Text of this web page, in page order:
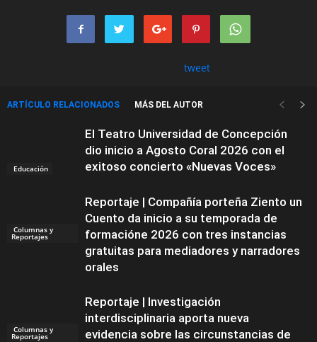
tweet
ARTÍCULO RELACIONADOS MÁS DEL AUTOR
Educación
El Teatro Universidad de Concepción
dio inicio a Agosto Coral 2026 con el
exitoso concierto «Nuevas Voces»
Columnas y
Reportajes
Reportaje | Compañía porteña Ziento un
Cuento da inicio a su temporada de
formacióne 2026 con tres instancias
gratuitas para mediadores y narradores
orales
Columnas y
Reportajes
Reportaje | Investigación
interdisciplinaria aporta nueva
evidencia sobre las circunstancias de